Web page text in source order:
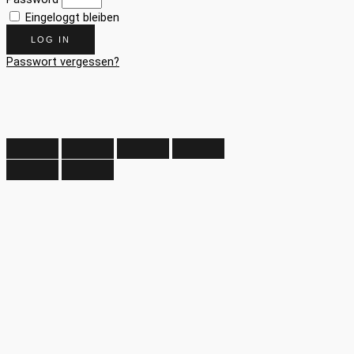
Eingeloggt bleiben
LOG IN
Passwort vergessen?